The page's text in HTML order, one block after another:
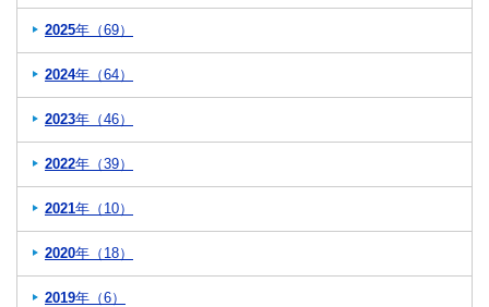
2025年（69）
2024年（64）
2023年（46）
2022年（39）
2021年（10）
2020年（18）
2019年（6）